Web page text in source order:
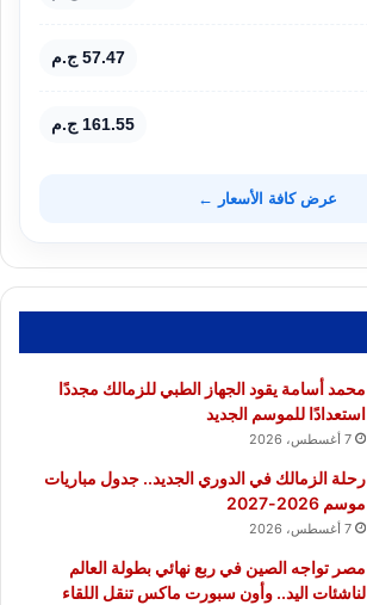
57.47 ج.م
161.55 ج.م
عرض كافة الأسعار ←
محمد أسامة يقود الجهاز الطبي للزمالك مجددًا
استعدادًا للموسم الجديد
7 أغسطس، 2026
رحلة الزمالك في الدوري الجديد.. جدول مباريات
موسم 2026-2027
7 أغسطس، 2026
مصر تواجه الصين في ربع نهائي بطولة العالم
لناشئات اليد.. وأون سبورت ماكس تنقل اللقاء